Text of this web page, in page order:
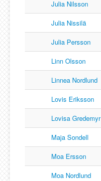
Julia Nilsson
Julia Nissilä
Julia Persson
Linn Olsson
Linnea Nordlund
Lovis Eriksson
Lovisa Gredemyr
Maja Sondell
Moa Ersson
Moa Nordlund